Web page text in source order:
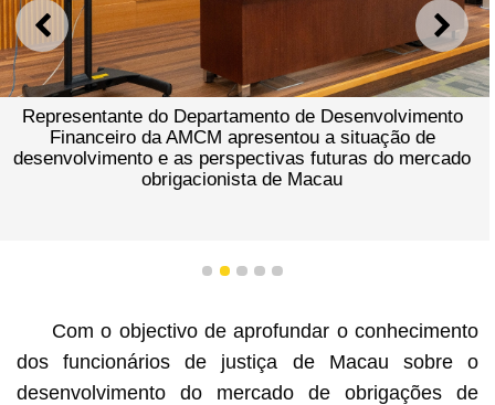
ANTERIOR
Representante do Departamento de Desenvolvimento
Financeiro da AMCM apresentou a situação de
desenvolvimento e as perspectivas futuras do mercado
obrigacionista de Macau
1 2 3 4 5
Com o objectivo de aprofundar o conhecimento
dos funcionários de justiça de Macau sobre o
desenvolvimento do mercado de obrigações de